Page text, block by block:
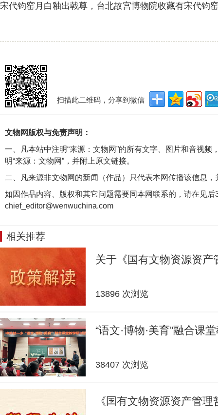
宋代钧窑月白釉出戟尊，台北故宫博物院收藏有宋代钧
扫描此二维码，分享到微信
文物网版权与免责声明：
一、凡本站中注明“来源：文物网”的所有文字、图片和音视
明“来源：文物网”，并附上原文链接。
二、凡来源非文物网的新闻（作品）只代表本网传播该信息
如因作品内容、版权和其它问题需要同本网联系的，请在见后
chief_editor@wenwuchina.com
相关推荐
关于《国有文物资源资
13896 次浏览
“语文·博物·美育”融合课
38407 次浏览
《国有文物资源资产管